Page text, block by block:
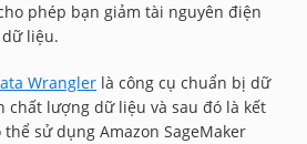
phép bạn giảm tài nguyên điện
liệu.
Wrangler là công cụ chuẩn bị dữ
chất lượng dữ liệu và sau đó là kết
sử dụng Amazon SageMaker